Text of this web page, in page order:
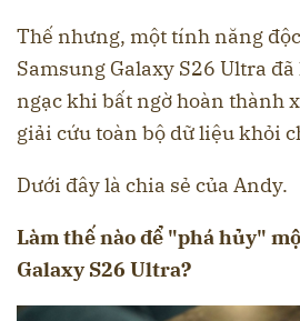
Thế nhưng, một tính năng
Samsung Galaxy S26 Ultra
ngạc khi bất ngờ hoàn thành
giải cứu toàn bộ dữ liệu khỏi
Dưới đây là chia sẻ của Andy.
Làm thế nào để "phá hủy"
Galaxy S26 Ultra?